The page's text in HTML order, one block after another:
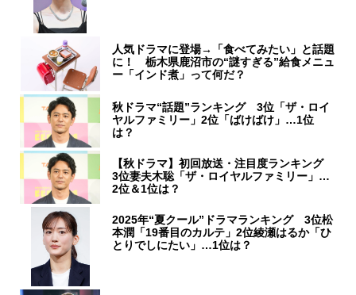
人気ドラマに登場→「食べてみたい」と話題
に！ 栃木県鹿沼市の“謎すぎる”給食メニュ
ー「インド煮」って何だ？
秋ドラマ“話題”ランキング 3位「ザ・ロイ
ヤルファミリー」2位「ばけばけ」…1位
は？
【秋ドラマ】初回放送・注目度ランキング
3位妻夫木聡「ザ・ロイヤルファミリー」…
2位＆1位は？
2025年“夏クール”ドラマランキング 3位松
本潤「19番目のカルテ」2位綾瀬はるか「ひ
とりでしにたい」…1位は？